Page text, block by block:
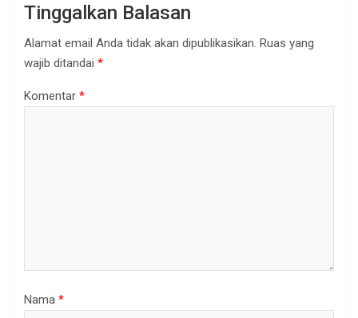
Tinggalkan Balasan
Alamat email Anda tidak akan dipublikasikan. Ruas yang
wajib ditandai *
Komentar *
Nama *